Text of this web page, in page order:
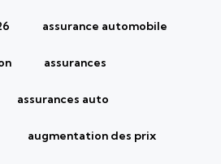
assurance automobile
assurances
assurances auto
augmentation des prix